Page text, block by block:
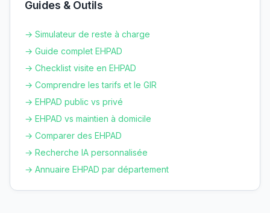
Guides & Outils
→ Simulateur de reste à charge
→ Guide complet EHPAD
→ Checklist visite en EHPAD
→ Comprendre les tarifs et le GIR
→ EHPAD public vs privé
→ EHPAD vs maintien à domicile
→ Comparer des EHPAD
→ Recherche IA personnalisée
→ Annuaire EHPAD par département